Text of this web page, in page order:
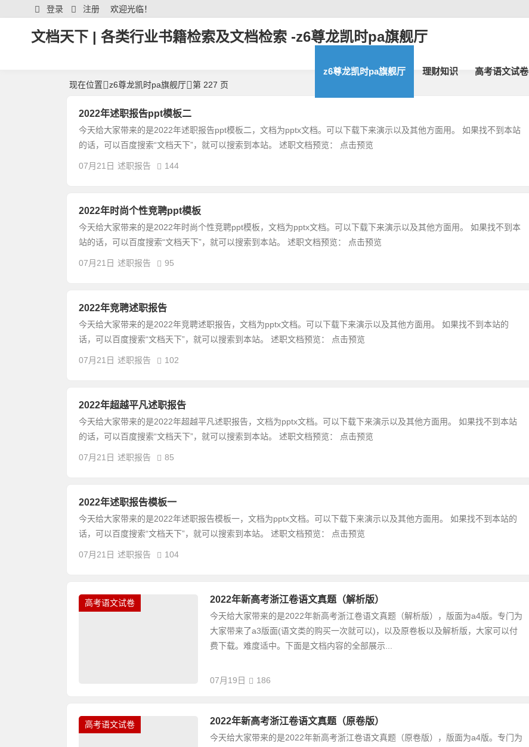
欢迎光临！
登录 注册
文档天下 | 各类行业书籍检索及文档检索 -z6尊龙凯时pa旗舰厅
z6尊龙凯时pa旗舰厅 理财知识 高考语文试卷
现在位置 z6尊龙凯时pa旗舰厅 第 227 页
2022年述职报告ppt模板二
今天给大家带来的是2022年述职报告ppt模板二，文档为pptx文档。可以下载下来演示以及其他方面用。 如果找不到本站
的话，可以百度搜索“文档天下”，就可以搜索到本站。 述职文档预览： 点击预览
07月21日 述职报告 144
2022年时尚个性竞聘ppt模板
今天给大家带来的是2022年时尚个性竞聘ppt模板，文档为pptx文档。可以下载下来演示以及其他方面用。 如果找不到本
站的话，可以百度搜索“文档天下”，就可以搜索到本站。 述职文档预览： 点击预览
07月21日 述职报告 95
2022年竞聘述职报告
今天给大家带来的是2022年竞聘述职报告，文档为pptx文档。可以下载下来演示以及其他方面用。 如果找不到本站的
话，可以百度搜索“文档天下”，就可以搜索到本站。 述职文档预览： 点击预览
07月21日 述职报告 102
2022年超越平凡述职报告
今天给大家带来的是2022年超越平凡述职报告，文档为pptx文档。可以下载下来演示以及其他方面用。 如果找不到本站
的话，可以百度搜索“文档天下”，就可以搜索到本站。 述职文档预览： 点击预览
07月21日 述职报告 85
2022年述职报告模板一
今天给大家带来的是2022年述职报告模板一，文档为pptx文档。可以下载下来演示以及其他方面用。 如果找不到本站的
话，可以百度搜索“文档天下”，就可以搜索到本站。 述职文档预览： 点击预览
07月21日 述职报告 104
高考语文试卷 2022年新高考浙江卷语文真题（解析版）
今天给大家带来的是2022年新高考浙江卷语文真题（解析版），版面为a4版。专门为
大家带来了a3版面(语文类的购买一次就可以)，以及原卷板以及解析版，大家可以付
费下载。难度适中。下面是文档内容的全部展示...
07月19日 186
高考语文试卷 2022年新高考浙江卷语文真题（原卷版）
今天给大家带来的是2022年新高考浙江卷语文真题（原卷版），版面为a4版。专门为